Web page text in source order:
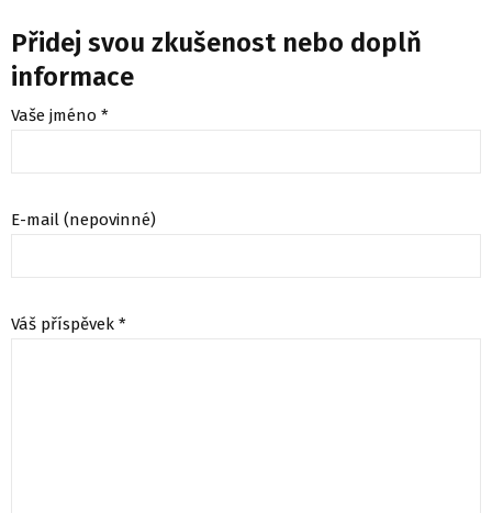
Přidej svou zkušenost nebo doplň
informace
Vaše jméno *
E-mail (nepovinné)
Váš příspěvek *